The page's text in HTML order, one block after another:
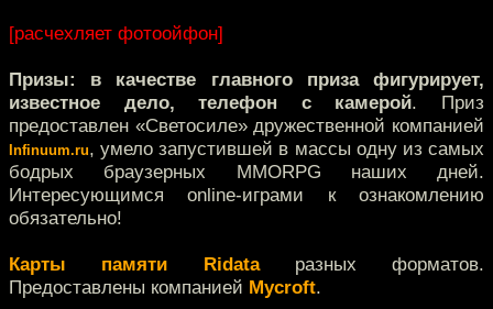
[расчехляет фотоойфон]
Призы: в качестве главного приза фигурирует,
известное дело, телефон с камерой. Приз
предоставлен «Светосиле» дружественной компанией
Infinuum.ru, умело запустившей в массы одну из самых
бодрых браузерных MMORPG наших дней.
Интересующимся online-играми к ознакомлению
обязательно!
Карты памяти Ridataразных форматов.
Предоставлены компанией Mycroft.